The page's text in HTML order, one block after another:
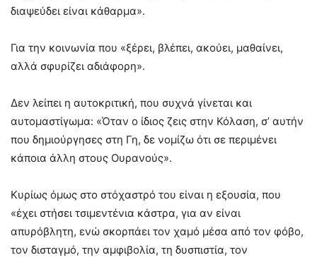
διαψεύδει είναι κάθαρμα».
Για την κοινωνία που «ξέρει, βλέπει, ακούει, μαθαίνει,
αλλά σφυρίζει αδιάφορη».
Δεν λείπει η αυτοκριτική, που συχνά γίνεται και
αυτομαστίγωμα: «Όταν ο ίδιος ζεις στην Κόλαση, σ’ αυτήν
που δημιούργησες στη Γη, δε νομίζω ότι σε περιμένει
κάποια άλλη στους Ουρανούς».
Κυρίως όμως στο στόχαστρό του είναι η εξουσία, που
«έχει στήσει τσιμεντένια κάστρα, για αν είναι
απυρόβλητη, ενώ σκορπάει τον χαμό μέσα από τον φόβο,
τον δισταγμό, την αμφιβολία, τη δυσπιστία, τον